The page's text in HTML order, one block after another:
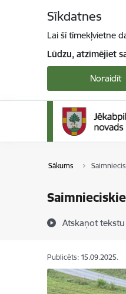
Sīkdatnes
Lai šī tīmekļvietne
Lūdzu, atzīmējiet
Noraidīt
Sākums
Atskaņot tekstu
Publicēts: 15.09.2025.